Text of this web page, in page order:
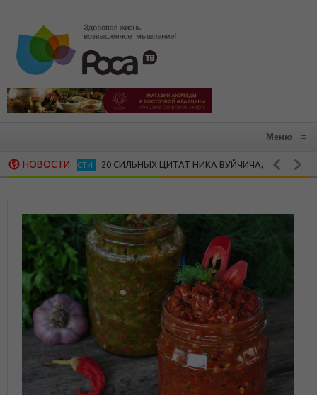
Меню ≡
НОВОСТИ
ЛИЧНОСТИ 20 СИЛЬНЫХ ЦИТАТ НИКА ВУЙЧИЧА, КОТОРЫЕ